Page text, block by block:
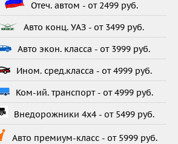
Отеч. автом - от 2499 руб.
Авто конц. УАЗ - от 3499 руб.
Авто экон. класса - от 3999 руб.
Ином. сред.класса - от 4999 руб.
Ком-ий. транспорт - от 4999 руб.
Внедорожники 4x4 - от 5499 руб.
Авто премиум-класс - от 5999 руб.